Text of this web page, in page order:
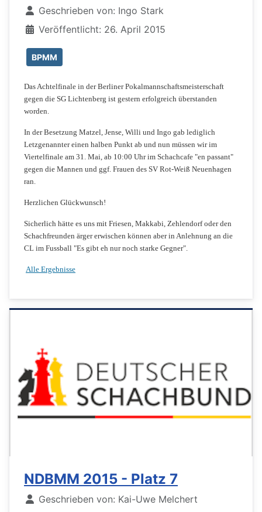
DetailsGeschrieben von: Ingo Stark
Veröffentlicht: 26. April 2015
BPMM
Das Achtelfinale in der Berliner Pokalmannschaftsmeisterschaft
gegen die SG Lichtenberg ist gestern erfolgreich überstanden
worden.
In der Besetzung Matzel, Jense, Willi und Ingo gab lediglich
Letzgenannter einen halben Punkt ab und nun müssen wir im
Viertelfinale am 31. Mai, ab 10:00 Uhr im Schachcafe "en passant"
gegen die Mannen und ggf. Frauen des SV Rot-Weiß Neuenhagen
ran.
Herzlichen Glückwunsch!
Sicherlich hätte es uns mit Friesen, Makkabi, Zehlendorf oder den
Schachfreunden ärger erwischen können aber in Anlehnung an die
CL im Fussball "Es gibt eh nur noch starke Gegner".
Alle Ergebnisse
NDBMM 2015 - Platz 7
Details
Geschrieben von: Kai-Uwe Melchert